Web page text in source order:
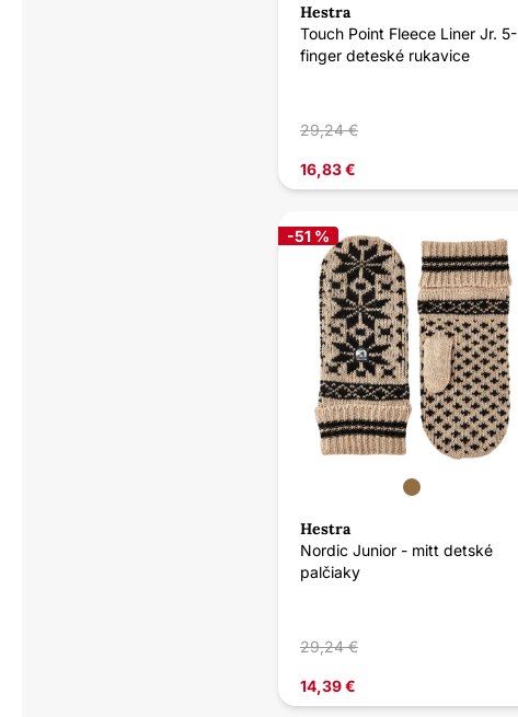
Hestra
Touch Point Fleece Liner Jr. 5-
finger deteské rukavice
29,24 €
16,83 €
-51 %
Hestra
Nordic Junior - mitt detské
palčiaky
29,24 €
14,39 €